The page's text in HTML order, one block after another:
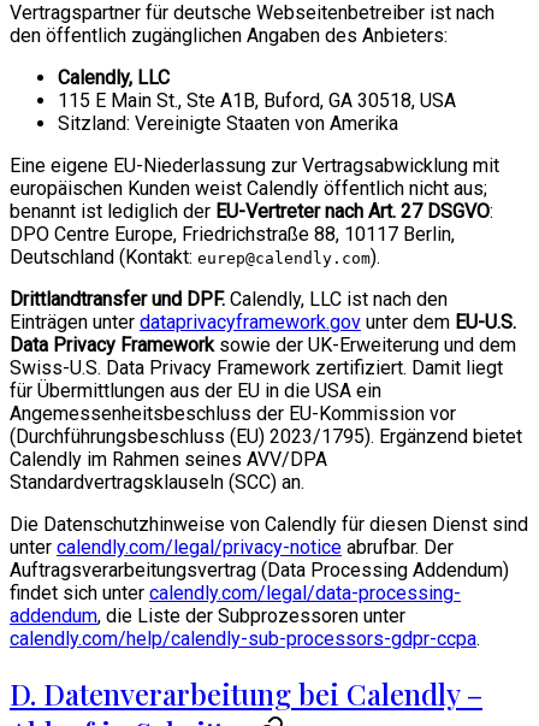
Vertragspartner für deutsche Webseitenbetreiber ist nach
den öffentlich zugänglichen Angaben des Anbieters:
Calendly, LLC
115 E Main St., Ste A1B, Buford, GA 30518, USA
Sitzland: Vereinigte Staaten von Amerika
Eine eigene EU-Niederlassung zur Vertragsabwicklung mit
europäischen Kunden weist Calendly öffentlich nicht aus;
benannt ist lediglich der EU-Vertreter nach Art. 27 DSGVO:
DPO Centre Europe, Friedrichstraße 88, 10117 Berlin,
Deutschland (Kontakt: eurep@calendly.com).
Drittlandtransfer und DPF. Calendly, LLC ist nach den
Einträgen unter dataprivacyframework.gov unter dem EU-U.S.
Data Privacy Framework sowie der UK-Erweiterung und dem
Swiss-U.S. Data Privacy Framework zertifiziert. Damit liegt
für Übermittlungen aus der EU in die USA ein
Angemessenheitsbeschluss der EU-Kommission vor
(Durchführungsbeschluss (EU) 2023/1795). Ergänzend bietet
Calendly im Rahmen seines AVV/DPA
Standardvertragsklauseln (SCC) an.
Die Datenschutzhinweise von Calendly für diesen Dienst sind
unter calendly.com/legal/privacy-notice abrufbar. Der
Auftragsverarbeitungsvertrag (Data Processing Addendum)
findet sich unter calendly.com/legal/data-processing-
addendum, die Liste der Subprozessoren unter
calendly.com/help/calendly-sub-processors-gdpr-ccpa.
D. Datenverarbeitung bei Calendly –